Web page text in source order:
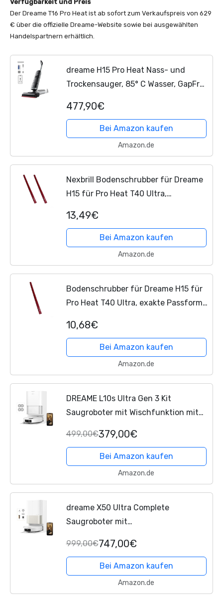
Verfügbarkeit und Preis
Der Dreame T16 Pro Heat ist ab sofort zum Verkaufspreis von 629
€ über die offizielle Dreame-Website sowie bei ausgewählten
Handelspartnern erhältlich.
dreame H15 Pro Heat Nass- und
Trockensauger, 85° C Wasser, GapFree
22.000 Pa Saugleistung,
Haarentwirrung, 100° C...
477,90€
Bei Amazon kaufen
Amazon.de
Nexbrill Bodenschrubber für Dreame
H15 für Pro Heat T40 Ultra,
entfernt überschüssiges Wasser,
direktes Ersatzteil für harte...
13,49€
Bei Amazon kaufen
Amazon.de
Bodenschrubber für Dreame H15 für
Pro Heat T40 Ultra, exakte Passform,
Restwasser und zur
Aufrechterhaltung der optimalen...
10,68€
Bei Amazon kaufen
Amazon.de
DREAME L10s Ultra Gen 3 Kit
Saugroboter mit Wischfunktion mit
Seitenbürste und Mopp ausfahrbar,
selbstreinigende...
499,00€379,00€
Bei Amazon kaufen
Amazon.de
dreame X50 Ultra Complete
Saugroboter mit
cm Hindernisfreiheit, mit
Wischfunktion&Hebarem
Wischmopp,KI-Hindernisvermeidung...
999,00€747,00€
Bei Amazon kaufen
Amazon.de